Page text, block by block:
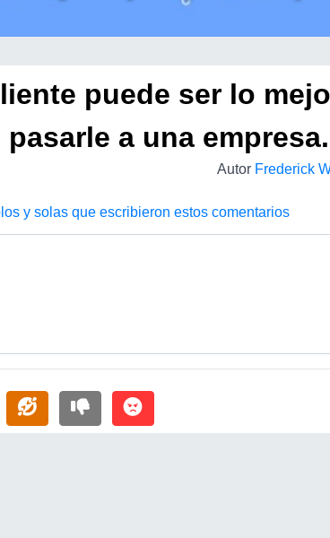
puede ser lo
a una empresa.
Autor Frederick
y solas que escribieron estos comentarios